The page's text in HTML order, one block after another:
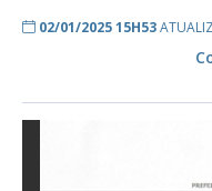
02/01/2025 15H53